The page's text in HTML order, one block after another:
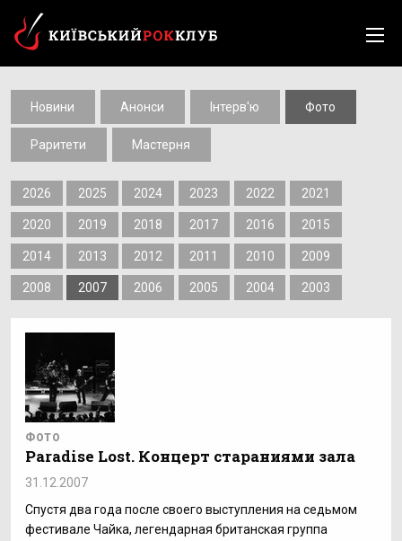
Новини Анонси Інтерв'ю Фото
Раритети Мастерня
2026 2025 2024 2023 2022 2021
2020 2019 2018 2017 2016 2015
2014 2013 2012 2011 2010 2009
2008 2007 2006 2005 2004 2003
ФОТО
Paradise Lost. Концерт стараниями зала
31.12.2007
Спустя два года после своего выступления на седьмом
фестивале Чайка, легендарная британская группа